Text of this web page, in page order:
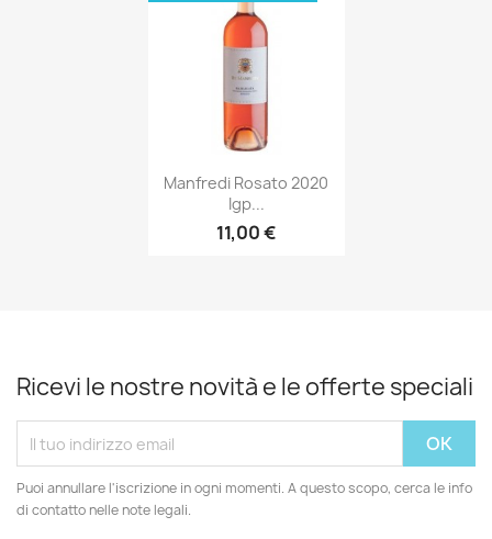
Anteprima
Manfredi Rosato 2020
Igp...
11,00 €
Ricevi le nostre novità e le offerte speciali
Puoi annullare l'iscrizione in ogni momenti. A questo scopo, cerca le info
di contatto nelle note legali.